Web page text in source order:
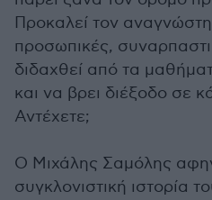
Προκαλεί τον αναγνώστη
προσωπικές,
διδαχθεί από τα
και να βρει διέξοδο σε
Αντέχετε;
Ο Μιχάλης Σαμόλης
συγκλονιστική ιστορία